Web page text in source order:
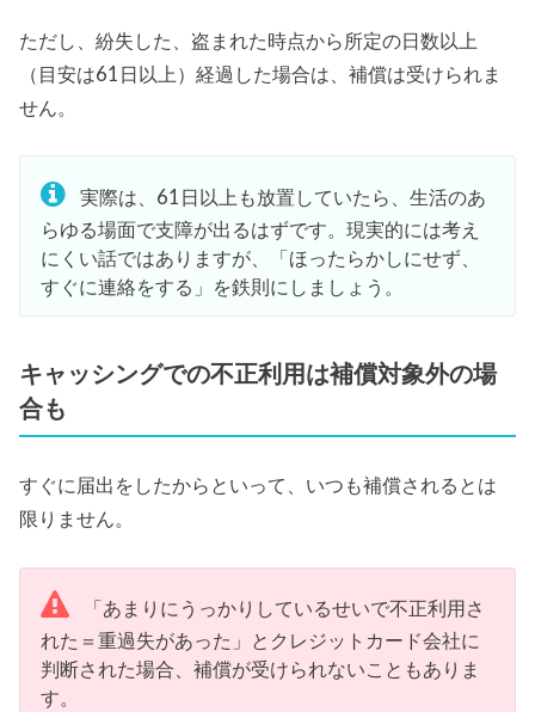
ただし、紛失した、盗まれた時点から所定の日数以上
（目安は61日以上）経過した場合は、補償は受けられま
せん。
実際は、61日以上も放置していたら、生活のあ
らゆる場面で支障が出るはずです。現実的には考え
にくい話ではありますが、「ほったらかしにせず、
すぐに連絡をする」を鉄則にしましょう。
キャッシングでの不正利用は補償対象外の場
合も
すぐに届出をしたからといって、いつも補償されるとは
限りません。
「あまりにうっかりしているせいで不正利用さ
れた＝重過失があった」とクレジットカード会社に
判断された場合、補償が受けられないこともありま
す。